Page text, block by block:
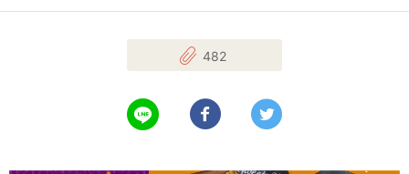
482
LINEで送る Facebookでシェアする